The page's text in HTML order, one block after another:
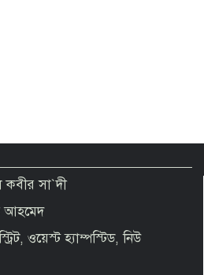
কবীর সা`দী
আহমেদ
ওয়েস্ট হ্যাম্পস্টিড, নিউ